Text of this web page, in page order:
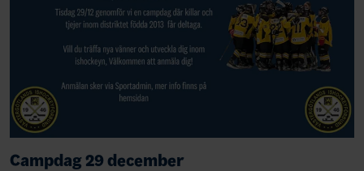
Campdag 29 december